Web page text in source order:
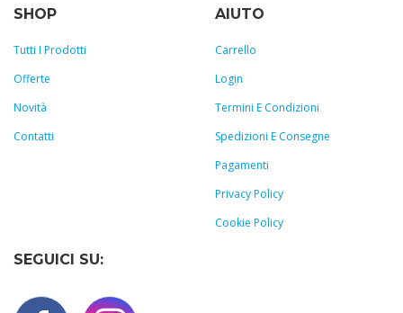
SHOP
Tutti I Prodotti
Offerte
Novità
Contatti
AIUTO
Carrello
Login
Termini E Condizioni
Spedizioni E Consegne
Pagamenti
Privacy Policy
Cookie Policy
SEGUICI SU: